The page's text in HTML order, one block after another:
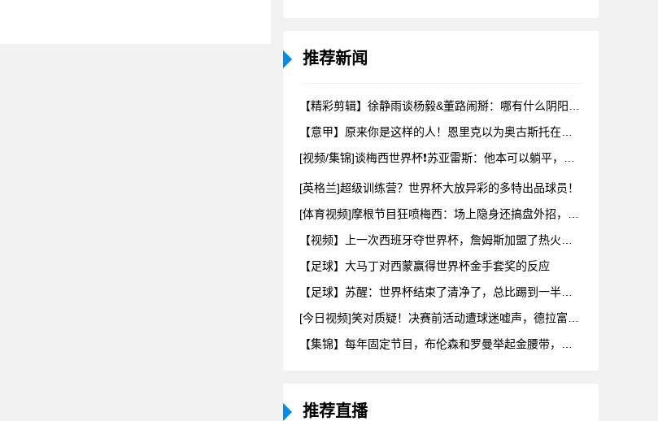
推荐新闻
[英格兰]超级训练营？世界杯大放异彩的多特出品球员！
【足球】大马丁对西蒙赢得世界杯金手套奖的反应
推荐直播